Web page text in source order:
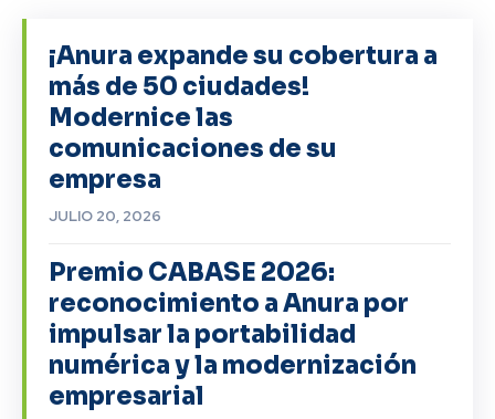
¡Anura expande su cobertura a
más de 50 ciudades!
Modernice las
comunicaciones de su
empresa
JULIO 20, 2026
Premio CABASE 2026:
reconocimiento a Anura por
impulsar la portabilidad
numérica y la modernización
empresarial